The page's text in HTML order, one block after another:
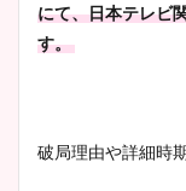
にて、日本テレビ
す。
破局理由や詳細時